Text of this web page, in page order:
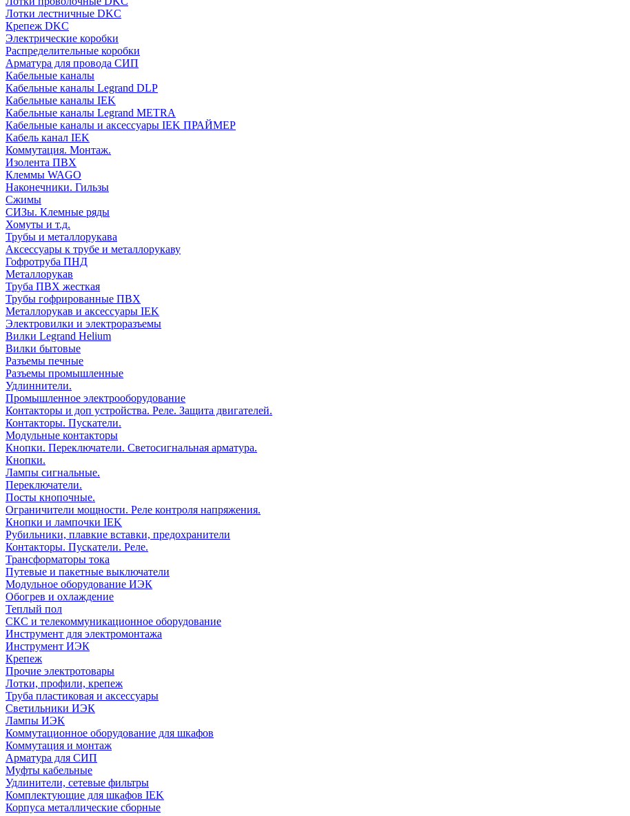
Лотки лестничные DKC
Крепеж DKC
Электрические коробки
Распределительные коробки
Арматура для провода СИП
Кабельные каналы
Кабельные каналы Legrand DLP
Кабельные каналы IEK
Кабельные каналы Legrand METRA
Кабельные каналы и аксессуары IEK ПРАЙМЕР
Кабель канал IEK
Коммутация. Монтаж.
Изолента ПВХ
Клеммы WAGO
Наконечники. Гильзы
Сжимы
СИЗы. Клемные ряды
Хомуты и т.д.
Трубы и металлорукава
Аксессуары к трубе и металлорукаву
Гофротруба ПНД
Металлорукав
Труба ПВХ жесткая
Трубы гофрированные ПВХ
Металлорукав и аксессуары IEK
Электровилки и электроразъемы
Вилки Legrand Helium
Вилки бытовые
Разъемы печные
Разъемы промышленные
Удлиннители.
Промышленное электрооборудование
Контакторы и доп устройства. Реле. Защита двигателей.
Контакторы. Пускатели.
Модульные контакторы
Кнопки. Переключатели. Светосигнальная арматура.
Кнопки.
Лампы сигнальные.
Переключатели.
Посты кнопочные.
Ограничители мощности. Реле контроля напряжения.
Кнопки и лампочки IEK
Рубильники, плавкие вставки, предохранители
Контакторы. Пускатели. Реле.
Трансформаторы тока
Путевые и пакетные выключатели
Модульное оборудование ИЭК
Обогрев и охлаждение
Теплый пол
СКС и телекоммуникационное оборудование
Инструмент для электромонтажа
Инструмент ИЭК
Крепеж
Прочие электротовары
Лотки, профили, крепеж
Труба пластиковая и аксессуары
Светильники ИЭК
Лампы ИЭК
Коммутационное оборудование для шкафов
Коммутация и монтаж
Арматура для СИП
Муфты кабельные
Удлинители, сетевые фильтры
Комплектующие для шкафов IEK
Корпуса металлические сборные